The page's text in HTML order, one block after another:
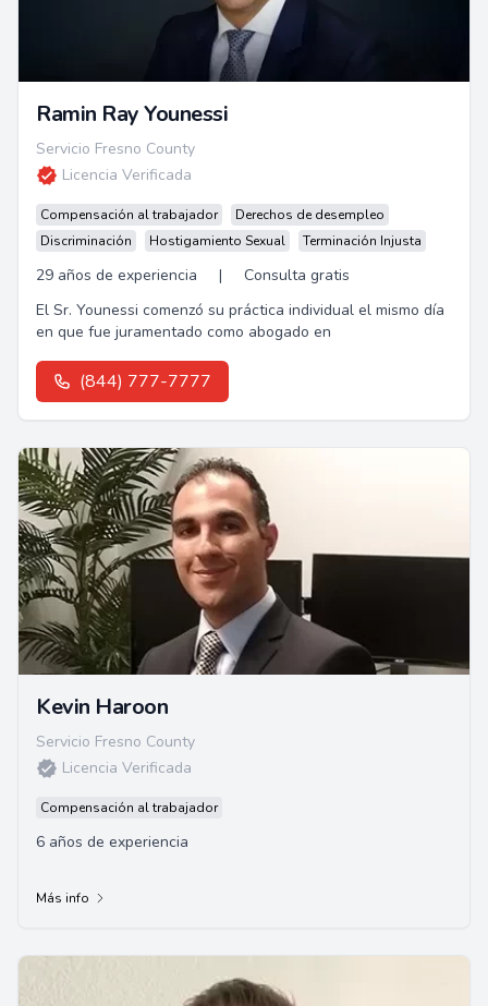
Ramin Ray Younessi
Servicio Fresno County
Licencia Verificada
Compensación al trabajador
Derechos de desempleo
Discriminación
Hostigamiento Sexual Terminación Injusta
29 años de experiencia |
Consulta gratis
El Sr. Younessi comenzó su práctica individual el mismo día
en que fue juramentado como abogado en
(844) 777-7777
Kevin Haroon
Servicio Fresno County
Licencia Verificada
Compensación al trabajador
6 años de experiencia
Más info